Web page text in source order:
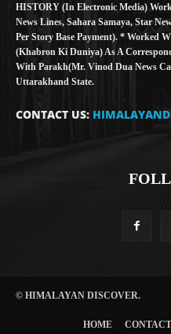
HISTORY (in Electronic Media)
News Lines, Sahara Samaya, Star
Per Story Base Payment). * Worked
(Khabron Ki Duniya) As A
With Parakh(Mr. Vinod Dua News
Uttarakhand State.
CONTACT US:
© HIMALAYAN DISCOVER.
HOME